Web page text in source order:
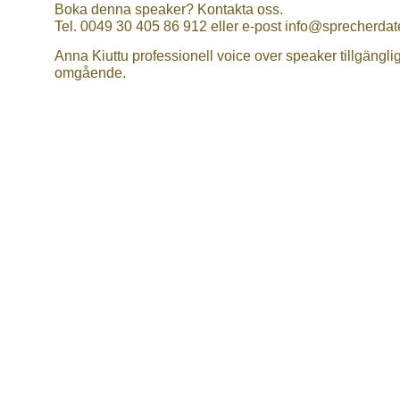
Boka denna speaker? Kontakta oss.
Tel. 0049 30 405 86 912 eller e-post
Anna Kiuttu professionell voice over speaker
omgående.